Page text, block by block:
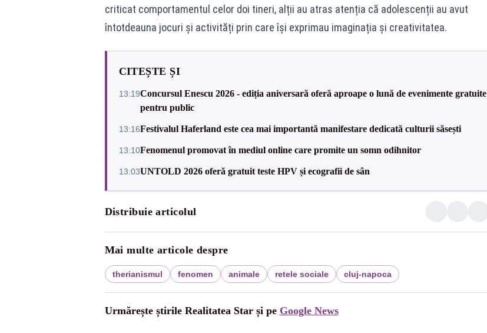
criticat comportamentul celor doi tineri, alții au atras atenția că adolescenții au avut
întotdeauna jocuri și activități prin care își exprimau imaginația și creativitatea.
CITEȘTE ȘI
13:19Concursul Enescu 2026 - ediția aniversară oferă aproape o lună de evenimente gratuite
pentru public
13:16Festivalul Haferland este cea mai importantă manifestare dedicată culturii săsești
13:10Fenomenul promovat în mediul online care promite un somn odihnitor
13:03UNTOLD 2026 oferă gratuit teste HPV și ecografii de sân
Distribuie articolul
Mai multe articole despre
therianismul fenomen animale retele sociale cluj-napoca
Urmărește știrile Realitatea Star și pe Google News